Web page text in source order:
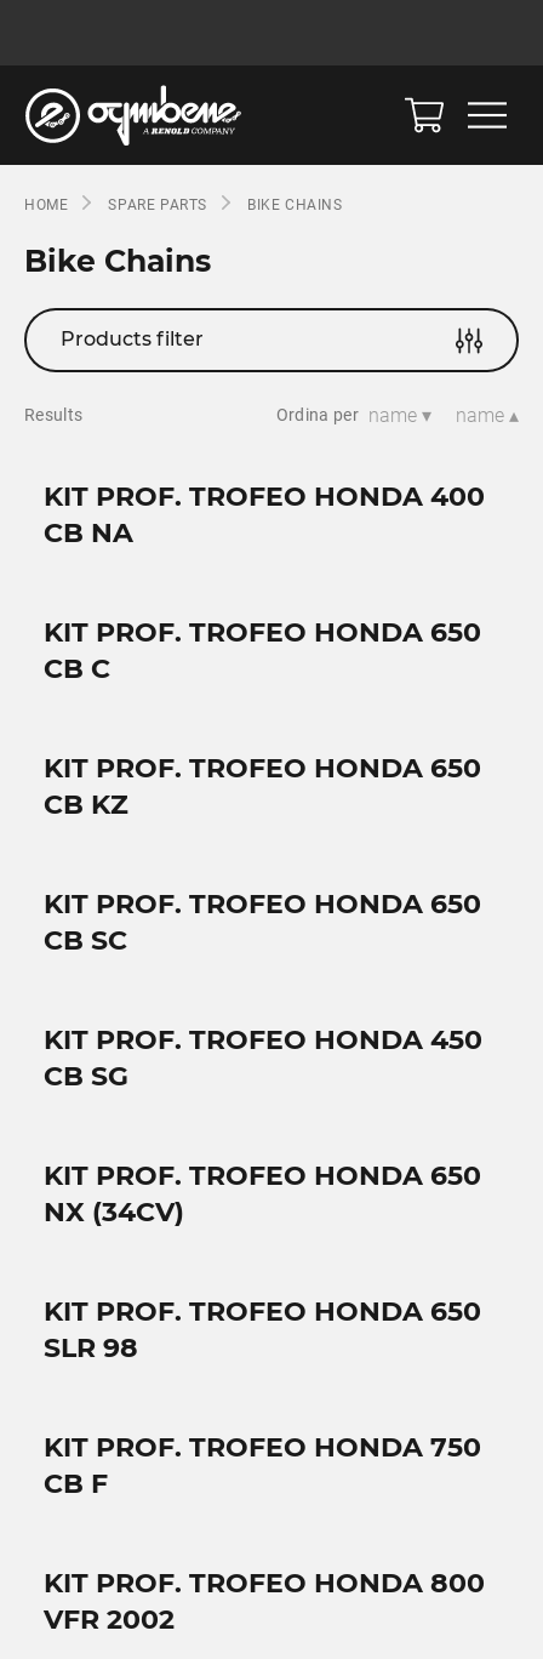
HOME SPARE PARTS BIKE CHAINS
Bike Chains
Products filter
Results Ordina per name ▾ name ▴
KIT PROF. TROFEO HONDA 400
CB NA
KIT PROF. TROFEO HONDA 650
CB C
KIT PROF. TROFEO HONDA 650
CB KZ
KIT PROF. TROFEO HONDA 650
CB SC
KIT PROF. TROFEO HONDA 450
CB SG
KIT PROF. TROFEO HONDA 650
NX (34CV)
KIT PROF. TROFEO HONDA 650
SLR 98
KIT PROF. TROFEO HONDA 750
CB F
KIT PROF. TROFEO HONDA 800
VFR 2002